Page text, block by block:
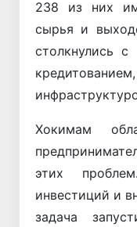
238 из них
сырья и
столкнулись
Хокимам
этих
инвестиций и
задача